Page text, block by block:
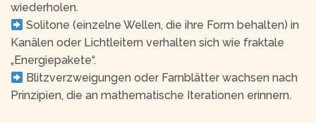
wiederholen.
Solitone (einzelne Wellen, die ihre Form behalten) in
Kanälen oder Lichtleitern verhalten sich wie fraktale
„Energiepakete“.
Blitzverzweigungen oder Farnblätter wachsen nach
Prinzipien, die an mathematische Iterationen erinnern.